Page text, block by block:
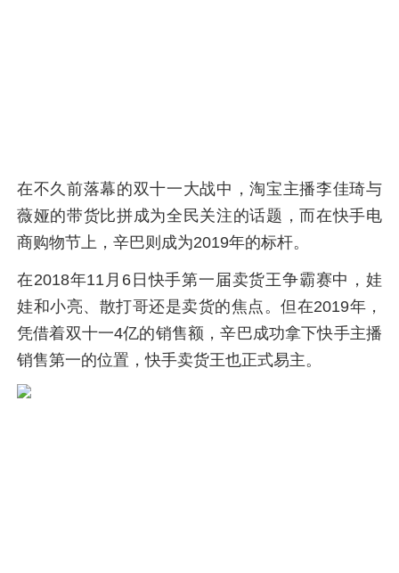
在不久前落幕的双十一大战中，淘宝主播李佳琦与
薇娅的带货比拼成为全民关注的话题，而在快手电
商购物节上，辛巴则成为2019年的标杆。
在2018年11月6日快手第一届卖货王争霸赛中，娃
娃和小亮、散打哥还是卖货的焦点。但在2019年，
凭借着双十一4亿的销售额，辛巴成功拿下快手主播
销售第一的位置，快手卖货王也正式易主。